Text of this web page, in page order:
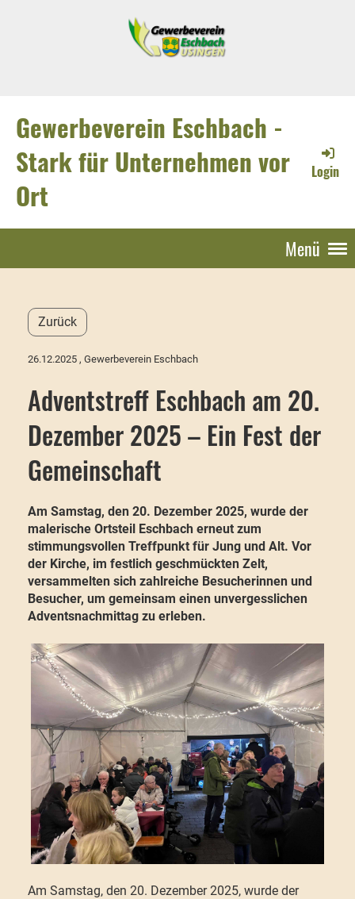
Gewerbeverein Eschbach -
Stark für Unternehmen vor
Ort
Login
Menü
Zurück
26.12.2025 , Gewerbeverein Eschbach
Adventstreff Eschbach am 20.
Dezember 2025 – Ein Fest der
Gemeinschaft
Am Samstag, den 20. Dezember 2025, wurde der
malerische Ortsteil Eschbach erneut zum
stimmungsvollen Treffpunkt für Jung und Alt. Vor
der Kirche, im festlich geschmückten Zelt,
versammelten sich zahlreiche Besucherinnen und
Besucher, um gemeinsam einen unvergesslichen
Adventsnachmittag zu erleben.
Am Samstag, den 20. Dezember 2025, wurde der